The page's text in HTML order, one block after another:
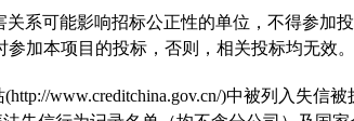
关系可能影响招标公正性的单位，不得参加
加本项目的投标，否则，相关投标均无效。
www.creditchina.gov.cn/)中被列入失信被